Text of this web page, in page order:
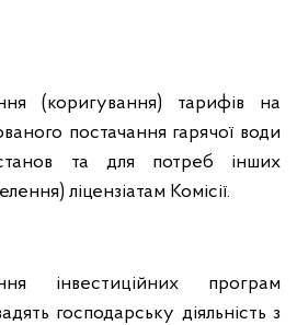
(коригування) тарифів на
постачання гарячої води
та для потреб інших
ліцензіатам Комісії.
інвестиційних програм
господарську діяльність з